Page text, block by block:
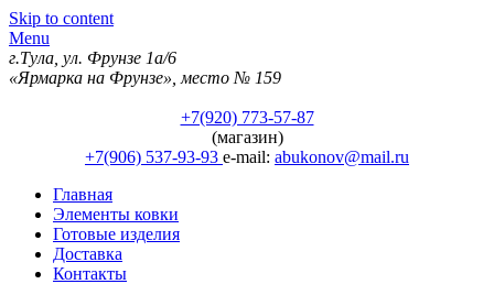
Skip to content
Menu
г.Тула, ул. Фрунзе 1а/6
«Ярмарка на Фрунзе», место № 159
+7(920) 773-57-87
(магазин)
+7(906) 537-93-93 e-mail: abukonov@mail.ru
Главная
Элементы ковки
Готовые изделия
Доставка
Контакты